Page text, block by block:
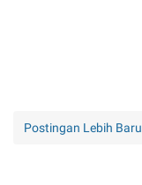
Postingan Lebih Baru